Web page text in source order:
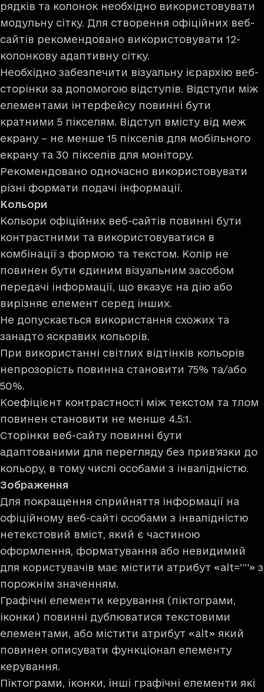
рядків та колонок необхідно використовувати
модульну сітку. Для створення офіційних веб-
сайтів рекомендовано використовувати 12-
колонкову адаптивну сітку.
Необхідно забезпечити візуальну ієрархію веб-
сторінки за допомогою відступів. Відступи між
елементами інтерфейсу повинні бути
кратними 5 пікселям. Відступ вмісту від меж
екрану – не менше 15 пікселів для мобільного
екрану та 30 пікселів для монітору.
Рекомендовано одночасно використовувати
різні формати подачі інформації.
Кольори
Кольори офіційних веб-сайтів повинні бути
контрастними та використовуватися в
комбінації з формою та текстом. Колір не
повинен бути єдиним візуальним засобом
передачі інформації, що вказує на дію або
вирізняє елемент серед інших.
Не допускається використання схожих та
занадто яскравих кольорів.
При використанні світлих відтінків кольорів
непрозорість повинна становити 75% та/або
50%.
Коефіцієнт контрастності між текстом та тлом
повинен становити не менше 4.5:1.
Сторінки веб-сайту повинні бути
адаптованими для перегляду без прив’язки до
кольору, в тому числі особами з інвалідністю.
Зображення
Для покращення сприйняття інформації на
офіційному веб-сайті особами з інвалідністю
нетекстовий вміст, який є частиною
оформлення, форматування або невидимий
для користувачів має містити атрибут «alt=””» з
порожнім значенням.
Графічні елементи керування (піктограми,
іконки) повинні дублюватися текстовими
елементами, або містити атрибут «alt» який
повинен описувати функціонал елементу
керування.
Піктограми, іконки, інші графічні елементи які